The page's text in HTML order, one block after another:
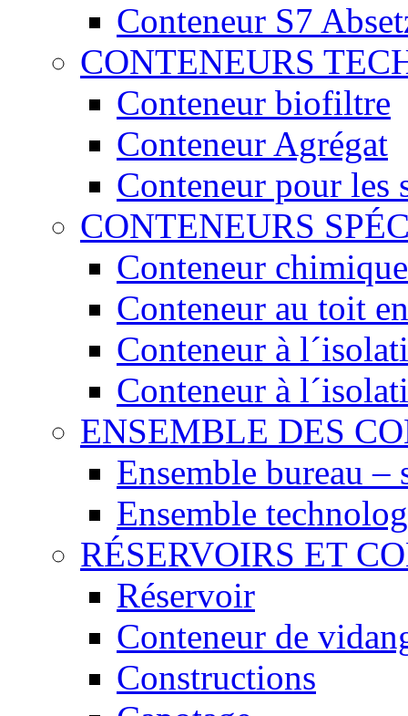
Conteneur S7
CONTENEURS
Conteneur biofiltre
Conteneur Agrégat
Conteneur pour les
CONTENEURS
Conteneur chimique
Conteneur au toit
Conteneur à
Conteneur à
ENSEMBLE DES
Ensemble bureau –
Ensemble
RÉSERVOIRS ET
Réservoir
Conteneur de
Constructions